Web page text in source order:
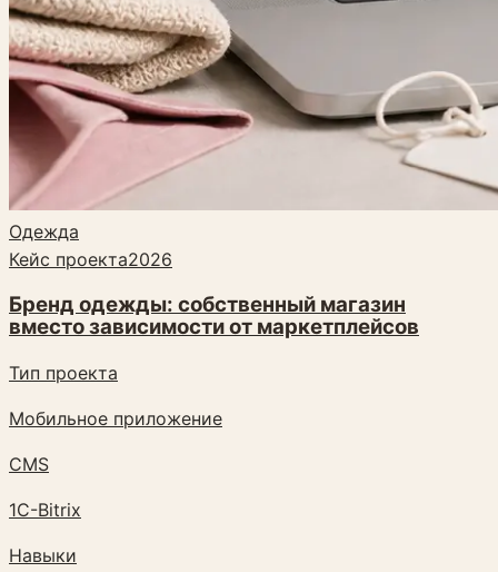
Одежда
Кейс проекта2026
Бренд одежды: собственный магазин
вместо зависимости от маркетплейсов
Тип проекта
Мобильное приложение
CMS
1C-Bitrix
Навыки